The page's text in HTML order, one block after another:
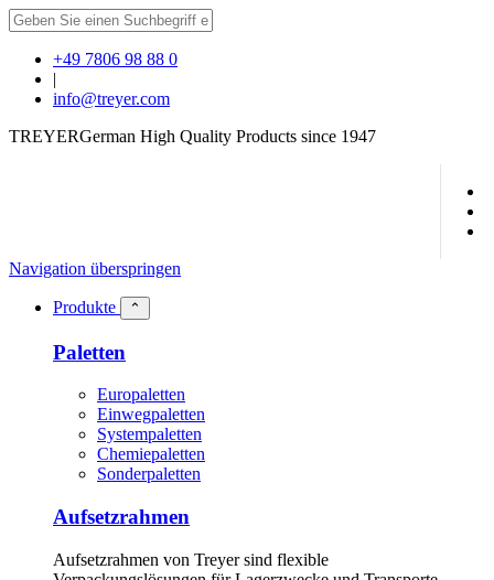
+49 7806 98 88 0
|
info@treyer.com
TREYERGerman High Quality Products since 1947
Navigation überspringen
Produkte ⌃
Paletten
Europaletten
Einwegpaletten
Systempaletten
Chemiepaletten
Sonderpaletten
Aufsetzrahmen
Aufsetzrahmen von Treyer sind flexible